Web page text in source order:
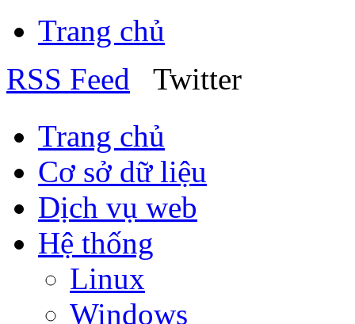
Trang chủ
RSS Feed Twitter
Trang chủ
Cơ sở dữ liệu
Dịch vụ web
Hệ thống
Linux
Windows